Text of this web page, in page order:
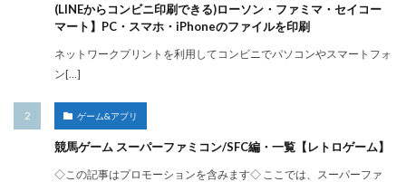
(LINEからコンビニ印刷できる)ローソン・ファミマ・セイコー
マート】PC・スマホ・iPhoneのファイルを印刷
ネットワークプリントを利用してコンビニでパソコンやスマートフォ
ン[…]
ゲーム&アプリ
競馬ゲーム スーパーファミコン/SFC編・一覧【レトロゲーム】
◇この記事はプロモーションを含みます◇ ここでは、スーパーファ